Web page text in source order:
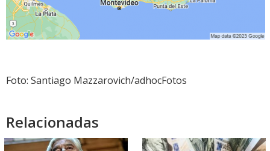
Foto: Santiago Mazzarovich/adhocFotos
Relacionadas